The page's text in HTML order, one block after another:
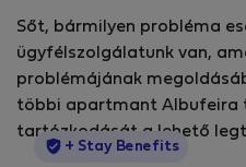
Sőt, bármilyen probléma
ügyfélszolgálatunk van,
problémájának
többi apartmant Albufeira
tartózkodását a lehető
StayProtection
+ Stay Benefits